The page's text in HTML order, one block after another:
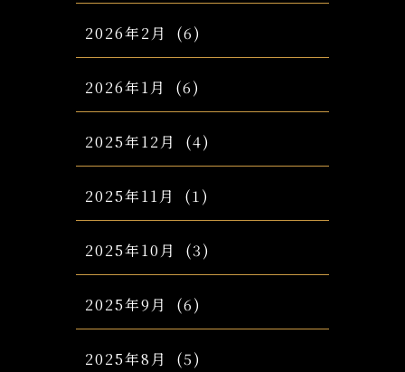
2026年2月 (6)
2026年1月 (6)
2025年12月 (4)
2025年11月 (1)
2025年10月 (3)
2025年9月 (6)
2025年8月 (5)